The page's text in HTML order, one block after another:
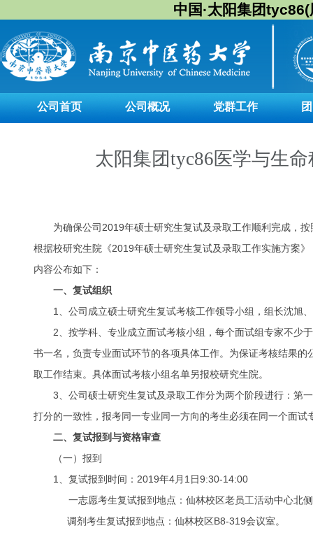
中国·太阳集团
公司首页 公司概况 党群工作
太阳集团tyc86医学与生
为确保公司2019年硕士研究生复试及录取工作顺利完成，
根据校研究生院《2019年硕士研究生复试及录取工作实施方案
内容公布如下：
一、复试组织
1、公司成立硕士研究生复试考核工作领导小组，组长沈旭
2、按学科、专业成立面试考核小组，每个面试组专家不少
书一名，负责专业面试环节的各项具体工作。为保证考核结果
取工作结束。具体面试考核小组名单另报校研究生院。
3、公司硕士研究生复试及录取工作分为两个阶段进行：第
打分的一致性，报考同一专业同一方向的考生必须在同一个面试
二、复试报到与资格审查
（一）报到
1、复试报到时间：2019年4月1日9:30-14:00
一志愿考生复试报到地点：仙林校区老员工活动中心北
调剂考生复试报到地点：仙林校区B8-319会议室。